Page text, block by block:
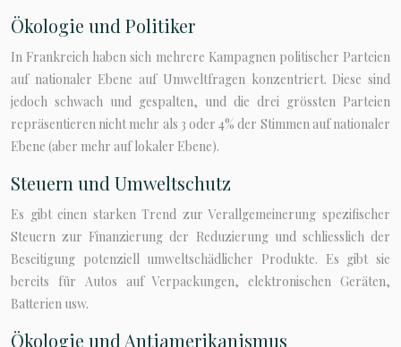
Ökologie und Politiker
In Frankreich haben sich mehrere Kampagnen politischer Parteien
auf nationaler Ebene auf Umweltfragen konzentriert. Diese sind
jedoch schwach und gespalten, und die drei grössten Parteien
repräsentieren nicht mehr als 3 oder 4% der Stimmen auf nationaler
Ebene (aber mehr auf lokaler Ebene).
Steuern und Umweltschutz
Es gibt einen starken Trend zur Verallgemeinerung spezifischer
Steuern zur Finanzierung der Reduzierung und schliesslich der
Beseitigung potenziell umweltschädlicher Produkte. Es gibt sie
bereits für Autos auf Verpackungen, elektronischen Geräten,
Batterien usw.
Ökologie und Antiamerikanismus